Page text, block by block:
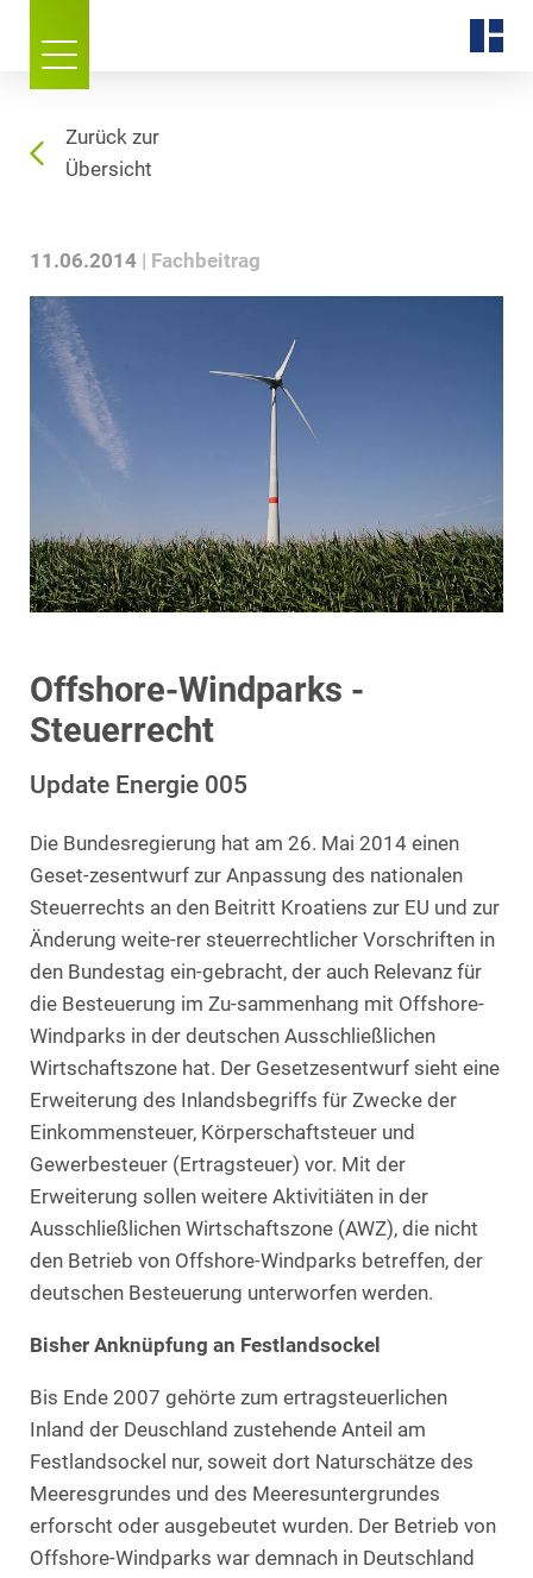
Zurück zur
Übersicht
11.06.2014 Fachbeitrag
Offshore-Windparks -
Steuerrecht
Update Energie 005
Die Bundesregierung hat am 26. Mai 2014 einen
Geset-zesentwurf zur Anpassung des nationalen
Steuerrechts an den Beitritt Kroatiens zur EU und zur
Änderung weite-rer steuerrechtlicher Vorschriften in
den Bundestag ein-gebracht, der auch Relevanz für
die Besteuerung im Zu-sammenhang mit Offshore-
Windparks in der deutschen Ausschließlichen
Wirtschaftszone hat. Der Gesetzesentwurf sieht eine
Erweiterung des Inlandsbegriffs für Zwecke der
Einkommensteuer, Körperschaftsteuer und
Gewerbesteuer (Ertragsteuer) vor. Mit der
Erweiterung sollen weitere Aktivitiäten in der
Ausschließlichen Wirtschaftszone (AWZ), die nicht
den Betrieb von Offshore-Windparks betreffen, der
deutschen Besteuerung unterworfen werden.
Bisher Anknüpfung an Festlandsockel
Bis Ende 2007 gehörte zum ertragsteuerlichen
Inland der Deuschland zustehende Anteil am
Festlandsockel nur, soweit dort Naturschätze des
Meeresgrundes und des Meeresuntergrundes
erforscht oder ausgebeutet wurden. Der Betrieb von
Offshore-Windparks war demnach in Deutschland